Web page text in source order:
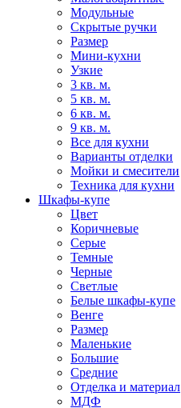
Модульные
Скрытые ручки
Размер
Мини-кухни
Узкие
3 кв. м.
5 кв. м.
6 кв. м.
9 кв. м.
Все для кухни
Варианты отделки
Мойки и смесители
Техника для кухни
Шкафы-купе
Цвет
Коричневые
Серые
Темные
Черные
Светлые
Белые шкафы-купе
Венге
Размер
Маленькие
Большие
Средние
Отделка и материал
МДФ